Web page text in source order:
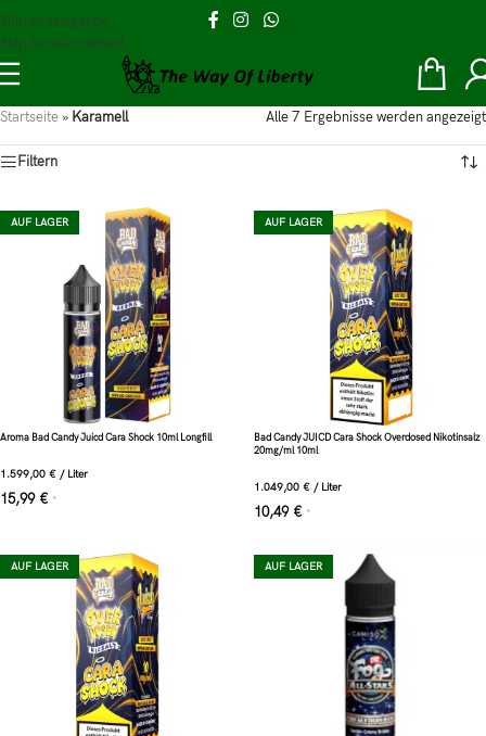
Skip to navigation
Skip to main content
Startseite » Karamell Alle 7 Ergebnisse werden angezeigt
Filtern
AUF LAGER
Aroma Bad Candy Juicd Cara Shock 10ml Longfill
1.599,00 € / Liter
15,99 € *
AUF LAGER
Bad Candy JUICD Cara Shock Overdosed Nikotinsalz
20mg/ml 10ml
1.049,00 € / Liter
10,49 € *
AUF LAGER AUF LAGER